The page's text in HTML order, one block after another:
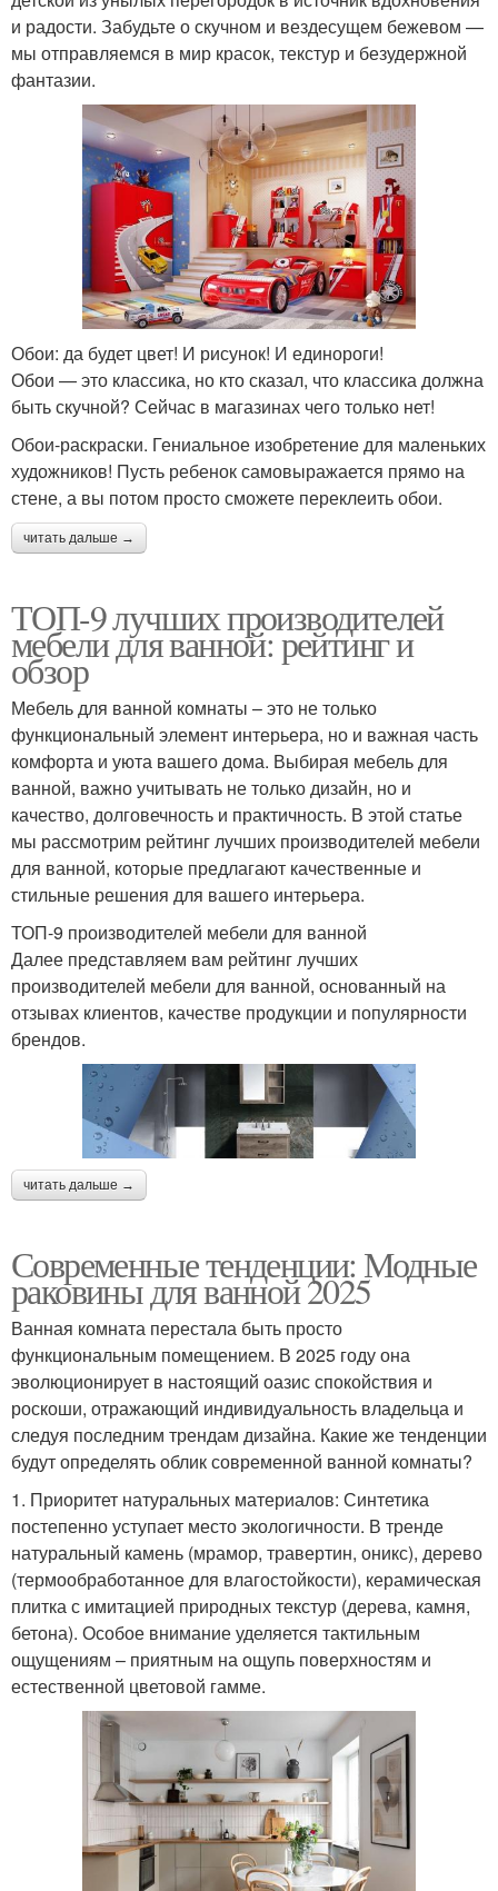
и радости. Забудьте о скучном и вездесущем бежевом —
мы отправляемся в мир красок, текстур и безудержной
фантазии.
Обои: да будет цвет! И рисунок! И единороги!
Обои — это классика, но кто сказал, что классика должна
быть скучной? Сейчас в магазинах чего только нет!
Обои-раскраски. Гениальное изобретение для маленьких
художников! Пусть ребенок самовыражается прямо на
стене, а вы потом просто сможете переклеить обои.
читать дальше →
ТОП-9 лучших производителей
мебели для ванной: рейтинг и
обзор
Мебель для ванной комнаты – это не только
функциональный элемент интерьера, но и важная часть
комфорта и уюта вашего дома. Выбирая мебель для
ванной, важно учитывать не только дизайн, но и
качество, долговечность и практичность. В этой статье
мы рассмотрим рейтинг лучших производителей мебели
для ванной, которые предлагают качественные и
стильные решения для вашего интерьера.
ТОП-9 производителей мебели для ванной
Далее представляем вам рейтинг лучших
производителей мебели для ванной, основанный на
отзывах клиентов, качестве продукции и популярности
брендов.
читать дальше →
Современные тенденции: Модные
раковины для ванной 2025
Ванная комната перестала быть просто
функциональным помещением. В 2025 году она
эволюционирует в настоящий оазис спокойствия и
роскоши, отражающий индивидуальность владельца и
следуя последним трендам дизайна. Какие же тенденции
будут определять облик современной ванной комнаты?
1. Приоритет натуральных материалов: Синтетика
постепенно уступает место экологичности. В тренде
натуральный камень (мрамор, травертин, оникс), дерево
(термообработанное для влагостойкости), керамическая
плитка с имитацией природных текстур (дерева, камня,
бетона). Особое внимание уделяется тактильным
ощущениям – приятным на ощупь поверхностям и
естественной цветовой гамме.